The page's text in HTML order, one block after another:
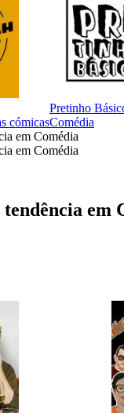
cómicas
Pretinho
Comédia
em Comédia
em Comédia
tendência em